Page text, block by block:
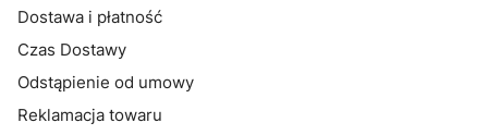
Dostawa i płatność
Czas Dostawy
Odstąpienie od umowy
Reklamacja towaru